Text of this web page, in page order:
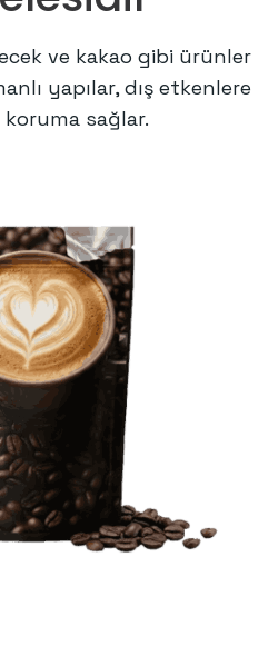
ve kakao gibi ürünler
yapılar, dış etkenlere
koruma sağlar.